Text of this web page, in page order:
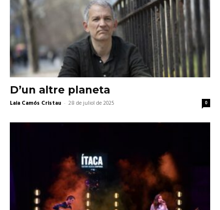
D’un altre planeta
Laia Camós Cristau - 28 de juliol de 2025 0